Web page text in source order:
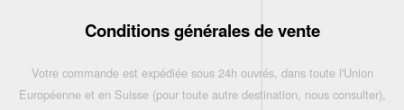
Conditions générales de vente
Votre commande est expédiée sous 24h ouvrés, dans toute l'Union
Européenne et en Suisse (pour toute autre destination, nous consulter),